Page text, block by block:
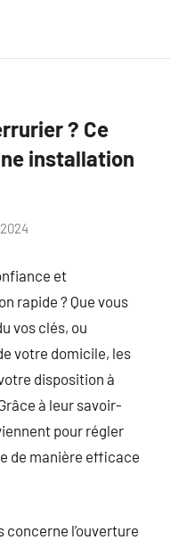
? Ce
installation
et
rapide ? Que vous
vos clés, ou
votre domicile, les
disposition à
à leur savoir-
pour régler
de manière efficace
concerne l’ouverture